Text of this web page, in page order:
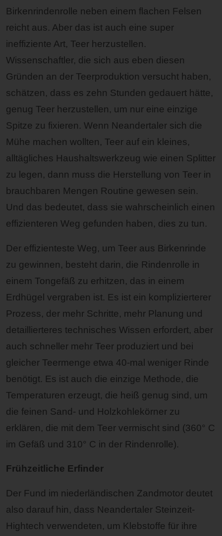
Birkenrindenrolle neben einem flachen Felsen
reicht aus. Aber das ist auch eine super
ineffiziente Art, Teer herzustellen.
Wissenschaftler, die sich aus eben diesen
Gründen an der Teerproduktion versucht haben,
schätzen, dass es zehn Stunden gedauert hätte,
genug Teer herzustellen, um nur eine einzige
Spitze zu fixieren. Wenn Neandertaler sich die
Mühe machen wollten, Teer auf ein kleines,
alltägliches Haushaltswerkzeug wie einen Splitter
zu legen, dann muss die Herstellung von Teer in
brauchbaren Mengen Routine gewesen sein.
Und das bedeutet, dass sie wahrscheinlich einen
effizienteren Weg gefunden haben, dies zu tun.
Der effizienteste Weg, um Teer aus Birkenrinde
zu gewinnen, besteht darin, die Rindenrolle in
einem Tongefäß zu erhitzen, das in einem
Erdhügel vergraben ist. Es ist ein komplizierterer
Prozess, der mehr Schritte, mehr Planung und
detaillierteres technisches Wissen erfordert, aber
auch schneller mehr Teer produziert und bei
gleicher Teermenge etwa 40-mal weniger Rinde
benötigt. Es ist auch die einzige Methode, die
Temperaturen erzeugt, die heiß genug sind, um
die feinen Sand- und Holzkohlekörner zu
erklären, die mit dem Teer vermischt sind (360° C
im Gefäß und 310° C in der Rindenrolle).
Frühzeitliche Erfinder
Der Fund im niederländischen Zandmotor deutet
also darauf hin, dass Neandertaler Steinzeit-
Hightech verwendeten, um Klebstoffe für ihre